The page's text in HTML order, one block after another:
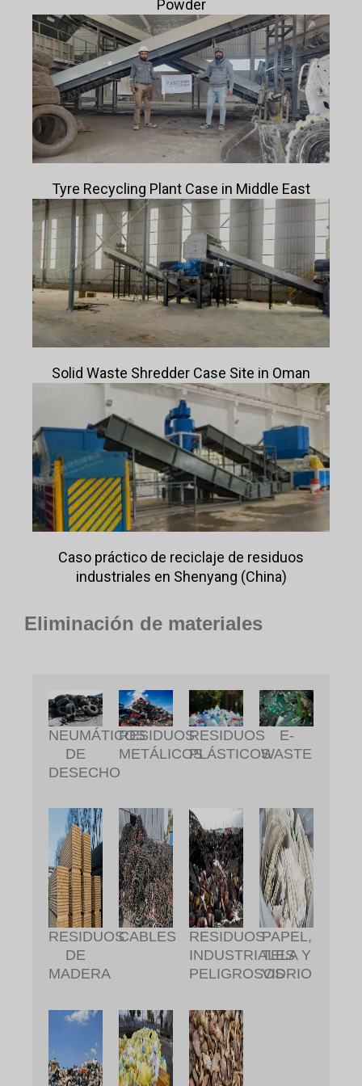
Powder
Tyre Recycling Plant Case in Middle East
Solid Waste Shredder Case Site in Oman
Caso práctico de reciclaje de residuos
industriales en Shenyang (China)
Eliminación de materiales
NEUMÁTICOS
DE
DESECHO
RESIDUOS
METÁLICOS
RESIDUOS
PLÁSTICOS
E-
WASTE
RESIDUOS
DE
MADERA
CABLES
RESIDUOS
INDUSTRIALES
PELIGROSOS
PAPEL,
TELA Y
VIDRIO